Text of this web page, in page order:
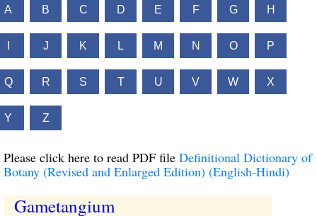
A B C D E F G H
J K L M N O P
Q R S T U V W X
Y Z
Please click here to read PDF file Definitional Dictionary of
Botany (Revised and Enlarged Edition) (English-Hindi)
Gametangium